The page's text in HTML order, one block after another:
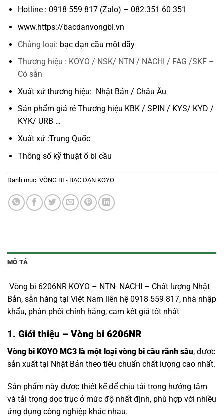
Hotline : 0918 559 817 (Zalo) – 082.351 60 351
www.https://bacdanvongbi.vn
Chủng loại: bạc đạn cầu một dãy
Thương hiệu : KOYO / NSK/ NTN / NACHI / FAG /SKF –
Có sẵn
Xuất xứ thương hiệu: Nhật Bản / Châu Âu
Sản phẩm giá rẻ Thương hiệu KBK / SPIN / KYS/ KYD /
KYK/ URB …
Xuất xứ :Trung Quốc
Thông số kỹ thuậtổ bi cầu
Danh mục: VÒNG BI - BẠC ĐẠN KOYO
MÔ TẢ
Vòng bi 6206NR KOYO – NTN- NACHI – Chất lượng Nhật
Bản, sẵn hàng tại Việt Nam liên hệ 0918 559 817, nhà nhập
khẩu, phân phối chính hãng, cam kết giá tốt nhất
1. Giới thiệu – Vòng bi 6206NR
Vòng bi KOYO MC3 là một loại vòng bi cầu rãnh sâu, được
sản xuất tại Nhật Bản theo tiêu chuẩn chất lượng cao nhất.
Sản phẩm này được thiết kế để chịu tải trọng hướng tâm
và tải trọng dọc trục ở mức độ nhất định, phù hợp với nhiều
ứng dụng công nghiệp khác nhau.